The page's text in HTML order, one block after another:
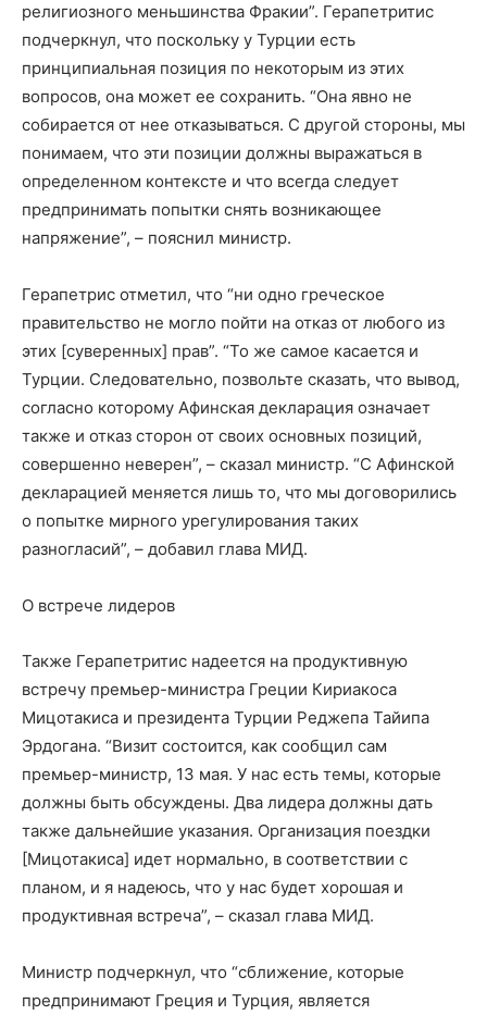
религиозного меньшинства Фракии”. Герапетритис
подчеркнул, что поскольку у Турции есть
принципиальная позиция по некоторым из этих
вопросов, она может ее сохранить. “Она явно не
собирается от нее отказываться. С другой стороны, мы
понимаем, что эти позиции должны выражаться в
определенном контексте и что всегда следует
предпринимать попытки снять возникающее
напряжение”, – пояснил министр.
Герапетрис отметил, что “ни одно греческое
правительство не могло пойти на отказ от любого из
этих [суверенных] прав”. “То же самое касается и
Турции. Следовательно, позвольте сказать, что вывод,
согласно которому Афинская декларация означает
также и отказ сторон от своих основных позиций,
совершенно неверен”, – сказал министр. “С Афинской
декларацией меняется лишь то, что мы договорились
о попытке мирного урегулирования таких
разногласий”, – добавил глава МИД.
О встрече лидеров
Также Герапетритис надеется на продуктивную
встречу премьер-министра Греции Кириакоса
Мицотакиса и президента Турции Реджепа Тайипа
Эрдогана. “Визит состоится, как сообщил сам
премьер-министр, 13 мая. У нас есть темы, которые
должны быть обсуждены. Два лидера должны дать
также дальнейшие указания. Организация поездки
[Мицотакиса] идет нормально, в соответствии с
планом, и я надеюсь, что у нас будет хорошая и
продуктивная встреча”, – сказал глава МИД.
Министр подчеркнул, что “сближение, которые
предпринимают Греция и Турция, является